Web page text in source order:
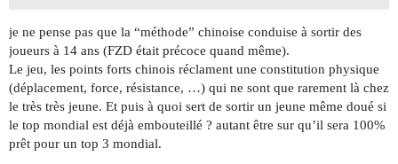
je ne pense pas que la “méthode” chinoise conduise à sortir des
joueurs à 14 ans (FZD était précoce quand même).
Le jeu, les points forts chinois réclament une constitution physique
(déplacement, force, résistance, …) qui ne sont que rarement là chez
le très très jeune. Et puis à quoi sert de sortir un jeune même doué si
le top mondial est déjà embouteillé ? autant être sur qu’il sera 100%
prêt pour un top 3 mondial.